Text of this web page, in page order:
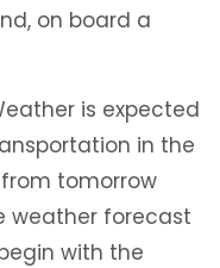
on board a
is expected
in the
tomorrow
weather forecast
with the